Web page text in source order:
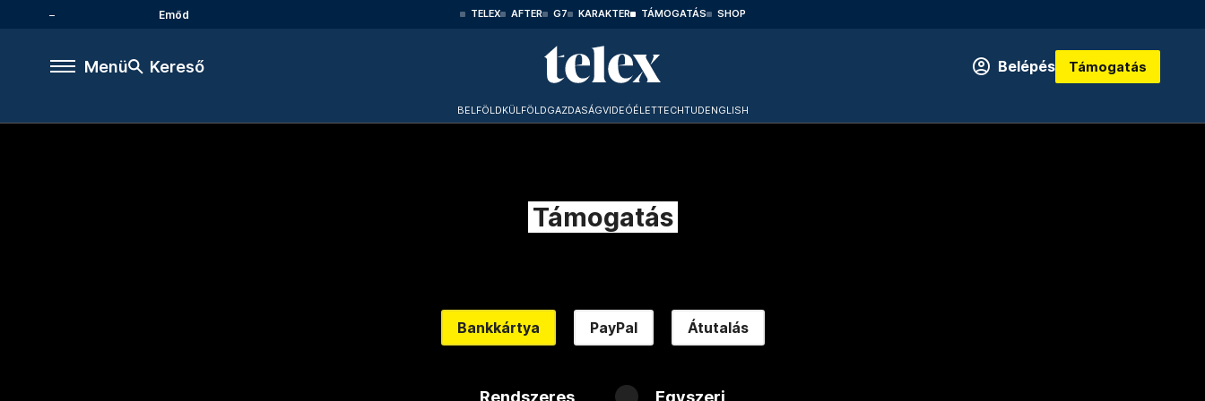
Emőd TELEX AFTER G7 KARAKTER TÁMOGATÁS SHOP
Menü Kereső Belépés Támogatás
BELFÖLDKÜLFÖLDGAZDASÁGVIDEÓÉLETTECHTUDENGLISH
Támogatás
Bankkártya PayPal Átutalás
Rendszeres Egyszeri